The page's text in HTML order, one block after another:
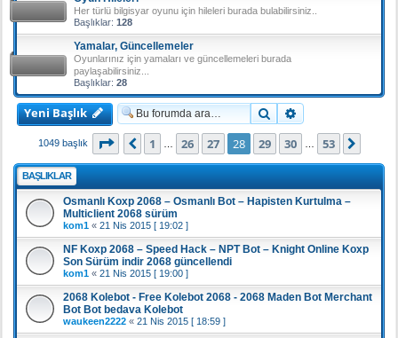
Her türlü bilgisyar oyunu için hileleri burada bulabilirsiniz..
Başlıklar: 128
Yamalar, Güncellemeler
Oyunlarınız için yamaları ve güncellemeleri burada
paylaşabilirsiniz...
Başlıklar: 28
Yeni Başlık Ara
1049 başlık 28 . sayfa (Toplam53 sayfa)
Önceki
1 26 27 28 29 30 53
BAŞLIKLAR
Osmanlı Koxp 2068 – Osmanlı Bot – Hapisten Kurtulma –
Multiclient 2068 sürüm
kom1 « 21 Nis 2015 [ 19:02 ]
NF Koxp 2068 – Speed Hack – NPT Bot – Knight Online Koxp
Son Sürüm indir 2068 güncellendi
kom1 « 21 Nis 2015 [ 19:00 ]
2068 Kolebot - Free Kolebot 2068 - 2068 Maden Bot Merchant
Bot Bot bedava Kolebot
waukeen2222 « 21 Nis 2015 [ 18:59 ]